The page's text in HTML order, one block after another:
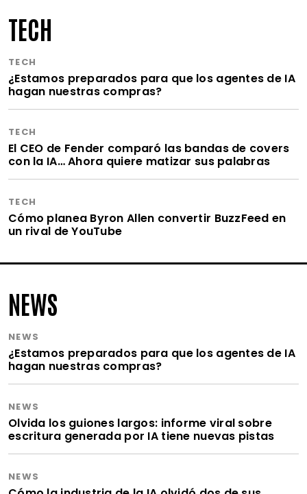
TECH
TECH
¿Estamos preparados para que los agentes de IA
hagan nuestras compras?
TECH
El CEO de Fender comparó las bandas de covers
con la IA… Ahora quiere matizar sus palabras
TECH
Cómo planea Byron Allen convertir BuzzFeed en
un rival de YouTube
NEWS
NEWS
¿Estamos preparados para que los agentes de IA
hagan nuestras compras?
NEWS
Olvida los guiones largos: informe viral sobre
escritura generada por IA tiene nuevas pistas
NEWS